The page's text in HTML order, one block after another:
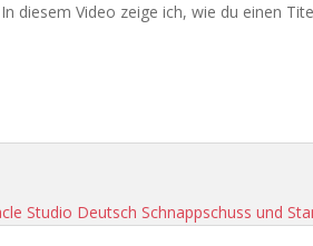
In diesem Video zeige ich, wie du einen